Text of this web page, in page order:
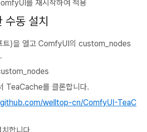
를 재시작하여 적용
동 설치
트)을 열고 ComfyUI의 custom_nodes
TeaCache를 클론합니다.
welltop-cn/ComfyUI-TeaC